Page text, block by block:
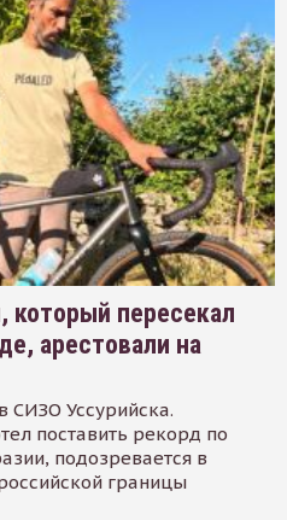
который пересекал
арестовали на
СИЗО Уссурийска.
поставить рекорд по
подозревается в
границы